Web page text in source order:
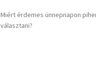
Miért érdemes ünnepnapon
választani?